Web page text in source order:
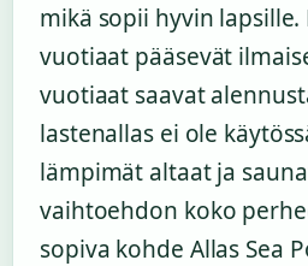
mikä sopii hyvin lapsille.
vuotiaat pääsevät
vuotiaat saavat
lastenallas ei ole
lämpimät altaat ja
vaihtoehdon koko
sopiva kohde Allas Sea